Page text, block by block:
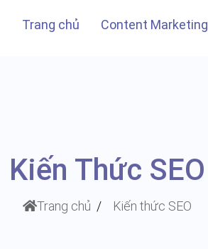
Trang chủ Content Marketing
Kiến Thức SEO
Trang chủ Kiến thức SEO